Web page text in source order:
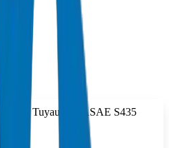
HDPE Tuyaux — ASAE S435